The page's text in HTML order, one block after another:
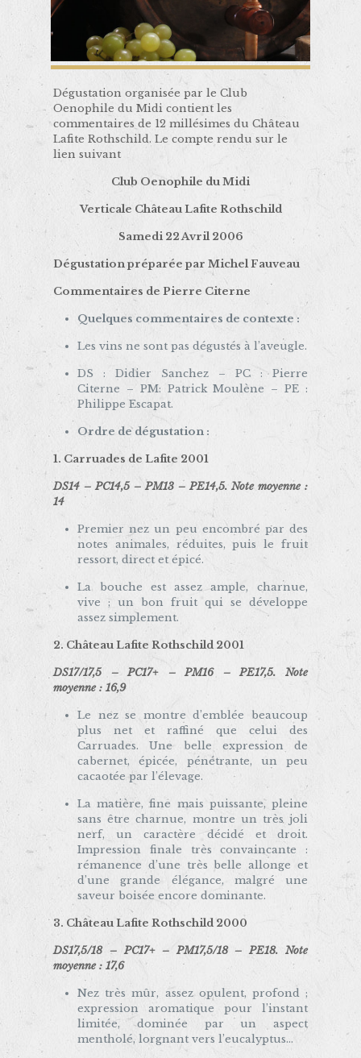
Dégustation organisée par le Club
Oenophile du Midi contient les
commentaires de 12 millésimes du Château
Lafite Rothschild. Le compte rendu sur le
lien suivant
Club Oenophile du Midi
Verticale Château Lafite Rothschild
Samedi 22 Avril 2006
Dégustation préparée par Michel Fauveau
Commentaires de Pierre Citerne
Quelques commentaires de contexte :
Les vins ne sont pas dégustés à l’aveugle.
DS : Didier Sanchez – PC : Pierre
Citerne – PM: Patrick Moulène – PE :
Philippe Escapat.
Ordre de dégustation :
1. Carruades de Lafite 2001
DS14 – PC14,5 – PM13 – PE14,5. Note moyenne :
14
Premier nez un peu encombré par des
notes animales, réduites, puis le fruit
ressort, direct et épicé.
La bouche est assez ample, charnue,
vive ; un bon fruit qui se développe
assez simplement.
2. Château Lafite Rothschild 2001
DS17/17,5 – PC17+ – PM16 – PE17,5. Note
moyenne : 16,9
Le nez se montre d’emblée beaucoup
plus net et raffiné que celui des
Carruades. Une belle expression de
cabernet, épicée, pénétrante, un peu
cacaotée par l’élevage.
La matière, fine mais puissante, pleine
sans être charnue, montre un très joli
nerf, un caractère décidé et droit.
Impression finale très convaincante :
rémanence d’une très belle allonge et
d’une grande élégance, malgré une
saveur boisée encore dominante.
3. Château Lafite Rothschild 2000
DS17,5/18 – PC17+ – PM17,5/18 – PE18. Note
moyenne : 17,6
Nez très mûr, assez opulent, profond ;
expression aromatique pour l’instant
limitée, dominée par un aspect
mentholé, lorgnant vers l’eucalyptus…